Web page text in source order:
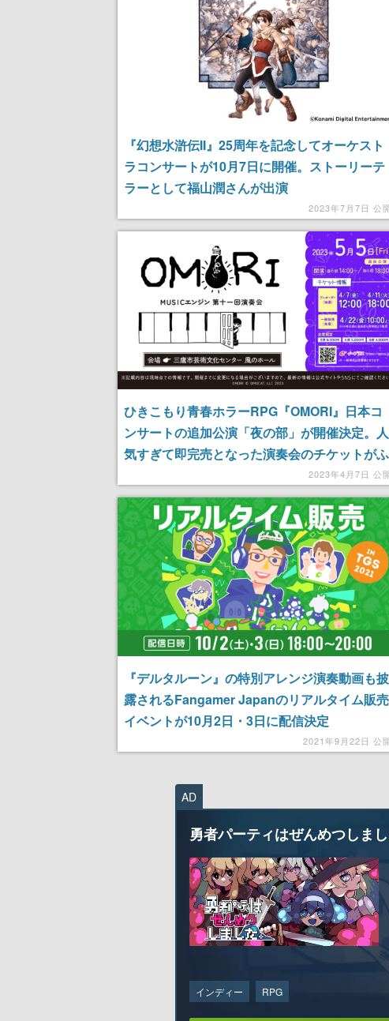
『幻想水滸伝II』25周年を記念してオーケスト
ラコンサートが10月7日に開催。ストーリーテ
ラーとして福山潤さんが出演
2023年7月7日 公
ひきこもり青春ホラーRPG『OMORI』日本コ
ンサートの追加公演「夜の部」が開催決定。人
気すぎて即完売となった演奏会のチケットがふ
2023年4月7日 公
『デルタルーン』の特別アレンジ演奏動画も披
露されるFangamer Japanのリアルタイム販売
イベントが10月2日・3日に配信決定
2021年9月22日 公
AD
勇者パーティはぜんめつしまし
インディー RPG